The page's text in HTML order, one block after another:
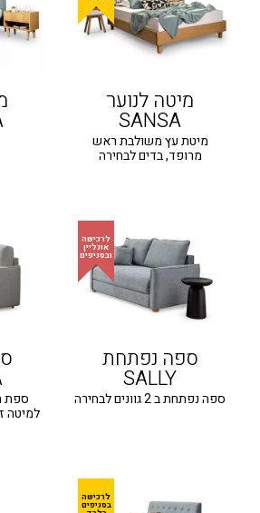
מיטה לנוער
SANSA
מיטת עץ משולבת ראש
מרופד, בדים לבחירה
ספה נפתחת
SALLY
ספה נפתחת ב 2 גוונים לבחירה ספת
למיטה זוגית ב-